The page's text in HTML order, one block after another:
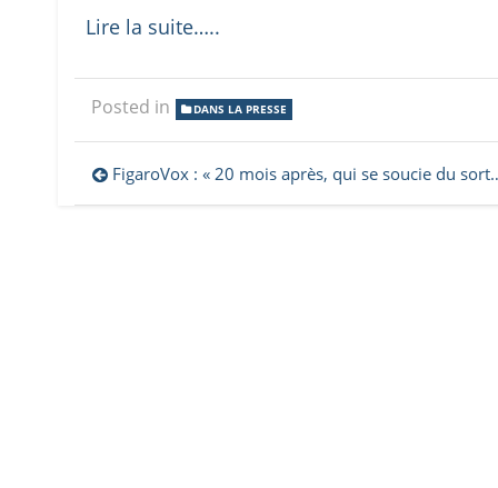
Lire la suite…..
Posted in DANS LA PRESSE
Navigation
de
FigaroVox : « 20 mois après, qui se soucie du sort des prisonniers arméniens ? »